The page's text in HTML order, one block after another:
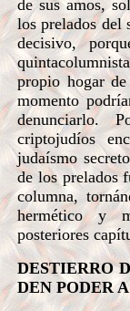
de sus amos,
los prelados del
decisivo,
propio hogar
momento
denunciarlo.
criptojudíos
judaísmo
de los prelados
columna,
hermético y
posteriores
DESTIERRO
DEN PODER